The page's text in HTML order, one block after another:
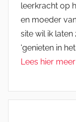
leerkracht op
en moeder
site wil ik
'genieten in
Lees hier